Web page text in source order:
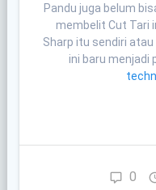
Pandu juga belum
membelit Cut Tari
Sharp itu sendiri
ini baru menjadi
0